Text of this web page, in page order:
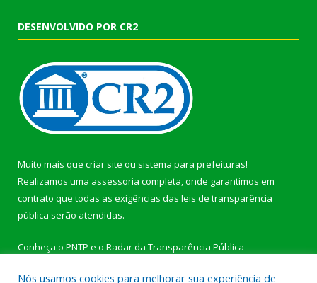
DESENVOLVIDO POR CR2
Muito mais que criar site ou sistema para prefeituras!
Realizamos uma assessoria completa, onde garantimos em
contrato que todas as exigências das leis de transparência
pública serão atendidas.
Conheça o PNTP e o Radar da Transparência Pública
Nós usamos cookies para melhorar sua experiência de